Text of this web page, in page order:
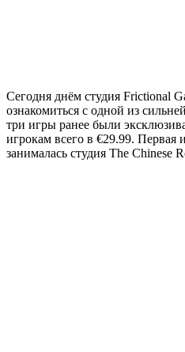
Сегодня днём студия Frictional
ознакомиться с одной из
три игры ранее были
игрокам всего в €29.99. Первая
занималась студия The Chinese